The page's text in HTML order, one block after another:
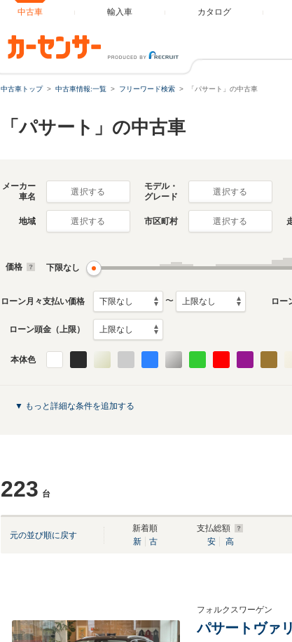
中古車 輸入車 カタログ
中古車トップ 中古車情報:一覧 フリーワード検索 「パサート」の中古車
「パサート」の中古車
メーカー
車名
選択する
モデル・
グレード
選択する
地域 選択する 市区町村 選択する
価格 下限なし
ローン月々支払い価格 〜 ロー
ローン頭金（上限）
本体色
▼ もっと詳細な条件を追加する
223 台
元の並び順に戻す
新着順
新
古
支払総額
安
高
フォルクスワーゲン
パサートヴァ